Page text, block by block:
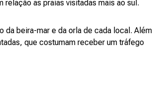
as praias visitadas mais ao sul.
da beira-mar e da orla de cada local. Além
que costumam receber um tráfego